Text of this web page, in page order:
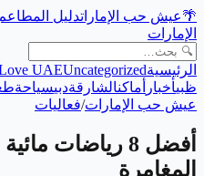
🌴عيش حب الإماراتدليل
الإمارات
الرئيسية UAEUncategorized
ظبيأخبار أماكنالشارقةدبيسياحة
عيش حب الإمارات/فعاليات
أفضل 8 رياضات
المغامرة